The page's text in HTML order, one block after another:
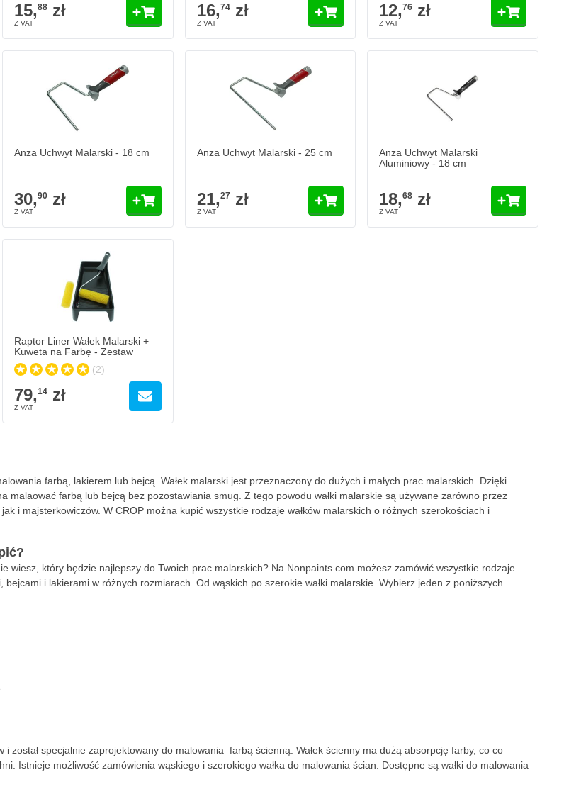
15,88 zł 16,74zł 12,76 zł
Anza Uchwyt Malarski - 18 cm
30,90 zł
Anza Uchwyt Malarski - 25 cm
21,27zł
Anza Uchwyt Malarski
Aluminiowy - 18 cm
18,68 zł
Raptor Liner Wałek Malarski +
Kuweta na Farbę - Zestaw
(2)
79,14 zł
farbą, lakierem lub bejcą. Wałek malarski jest przeznaczony do dużych i małych prac malarskich. Dzięki
malaować farbą lub bejcą bez pozostawiania smug. Z tego powodu wałki malarskie są używane zarówno przez
i majsterkowiczów. W CROP można kupić wszystkie rodzaje wałków malarskich o różnych szerokościach i
wiesz, który będzie najlepszy do Twoich prac malarskich? Na Nonpaints.com możesz zamówić wszystkie rodzaje
bejcami i lakierami w różnych rozmiarach. Od wąskich po szerokie wałki malarskie. Wybierz jeden z poniższych
i został specjalnie zaprojektowany do malowania farbą ścienną. Wałek ścienny ma dużą absorpcję farby, co co
Istnieje możliwość zamówienia wąskiego i szerokiego wałka do malowania ścian. Dostępne są wałki do malowania